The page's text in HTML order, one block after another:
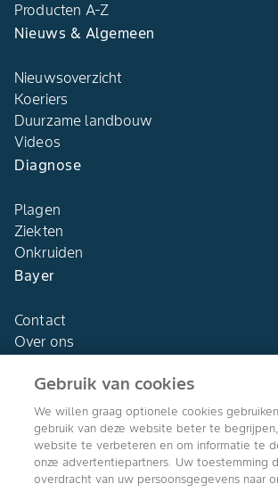
Producten A-Z
Nieuws & Algemeen
Nieuwsoverzicht
Koeriers
Duurzame landbouw
Videos
Diagnose
Plagen
Ziekten
Onkruiden
Bayer
Contact
Over ons
Agro Bayer
Nederland
Gebruik van cookies
We willen graag optionele cookies
gebruik van deze website beter te
website te verbeteren en om informatie te
onze advertentiepartners. Uw toestemming
overdracht van uw persoonsgegevens naar